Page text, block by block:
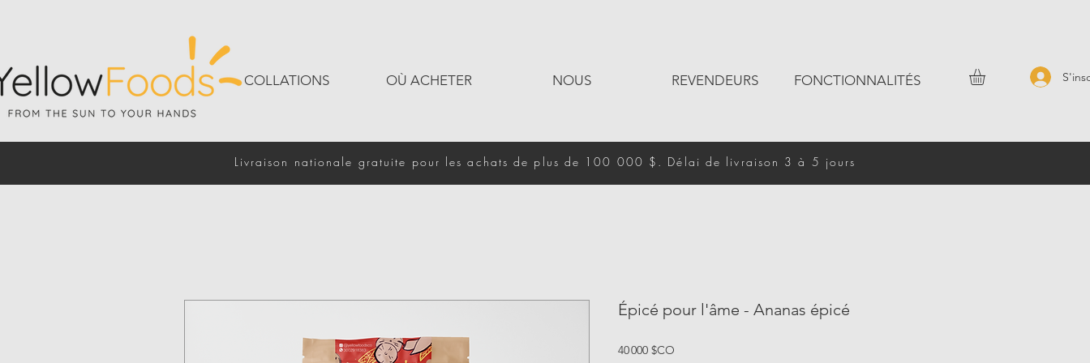
COLLATIONS OÙ ACHETER NOUS REVENDEURS FONCTIONNALITÉS
Livraison nationale gratuite pour les achats de plus de 100 000 $. Délai de livraison 3 à 5 jours
Épicé pour l'âme - Ananas épicé
40 000 $CO